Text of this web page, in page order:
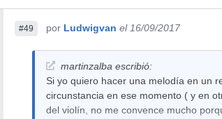
#49 por Ludwigvan el 16/09/2017
martinzalba escribió:
Si yo quiero hacer una melodía en un
circunstancia en ese momento ( y en
del violín, no me convence mucho